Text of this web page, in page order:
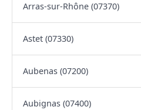
Arras-sur-Rhône (07370)
Astet (07330)
Aubenas (07200)
Aubignas (07400)